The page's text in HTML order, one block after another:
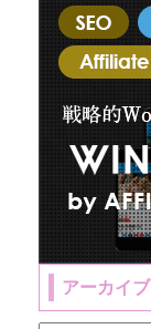
アーカイブ